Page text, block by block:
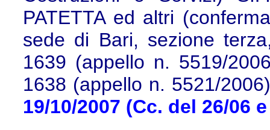
PATETTA ed altri
sede di Bari, sezione
1639 (appello n. 5519/
1638 (appello n. 5521/
19/10/2007 (Cc. del 26/06